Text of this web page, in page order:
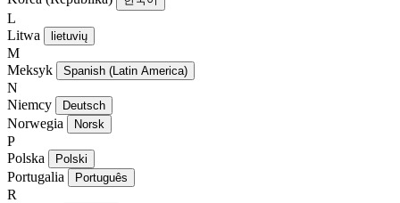
L
Litwa
lietuvių
M
Meksyk
Spanish (Latin America)
N
Niemcy
Deutsch
Norwegia Norsk
P
Polska
Polski
Portugalia Português
R